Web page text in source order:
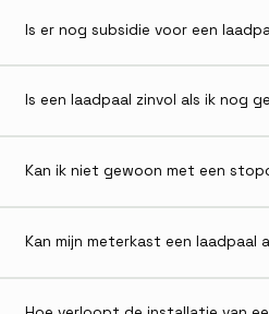
Is er nog subsidie voor een
Is een laadpaal zinvol als ik nog
Kan ik niet gewoon met een
Kan mijn meterkast een laadpaal